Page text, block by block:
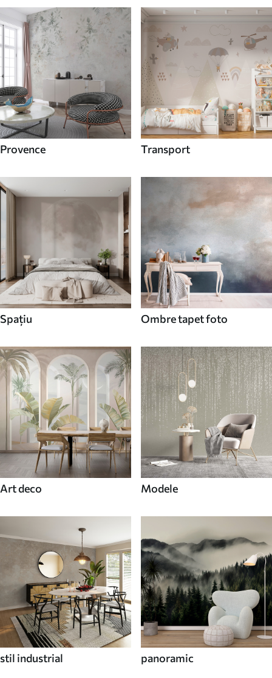
Provence Transport
Spaţiu Ombre tapet foto
Art deco Modele
stil industrial panoramic